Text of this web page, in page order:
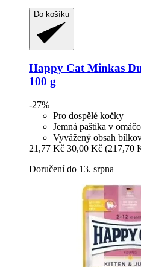
Do košíku
Happy Cat Minkas
100 g
-27%
Pro dospělé kočky
Jemná paštika v
Vyvážený obsah
21,77 Kč 30,00 Kč (217,70
Doručení do 13. srpna